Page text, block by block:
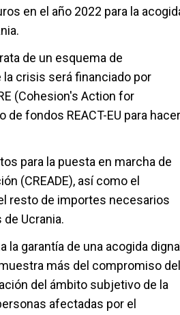
en el año 2022 para la
de un esquema de
crisis será financiado por
(Cohesion's Action for
fondos REACT-EU para hacer
para la puesta en marcha de
(CREADE), así como el
resto de importes necesarios
Ucrania.
garantía de una acogida
más del compromiso del
del ámbito subjetivo de la
afectadas por el